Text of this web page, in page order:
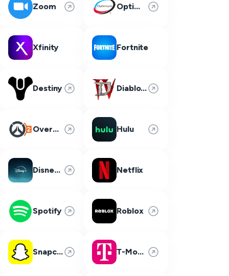
Zoom Optimum
Xfinity Fortnite
Destiny Diablo 4
Overwatch 2 Hulu
Disney Plus Netflix
Spotify Roblox
Snapchat T-Mobile